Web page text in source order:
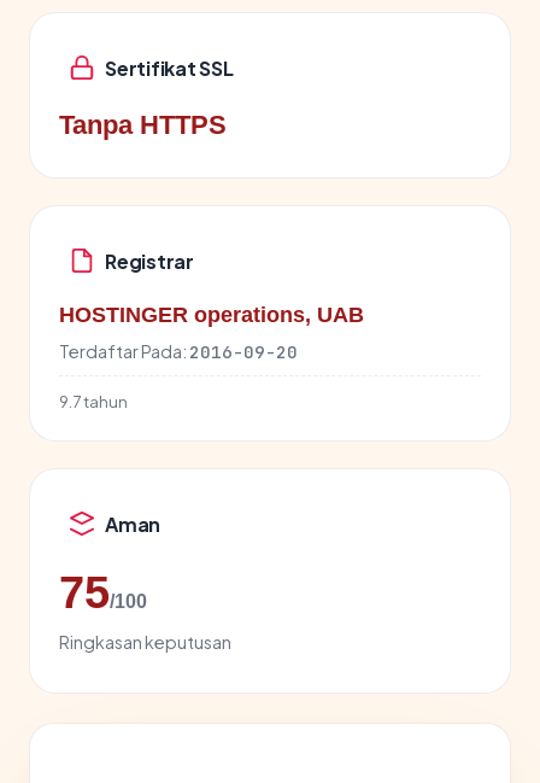
Sertifikat SSL
Tanpa HTTPS
Registrar
HOSTINGER operations, UAB
Terdaftar Pada: 2016-09-20
9.7 tahun
Aman
75/100
Ringkasan keputusan